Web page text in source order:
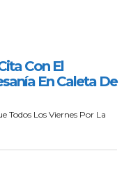
Con El
En Caleta De
Los Viernes Por La